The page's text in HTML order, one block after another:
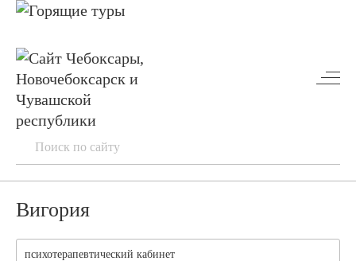
Вигория
психотерапевтический кабинет